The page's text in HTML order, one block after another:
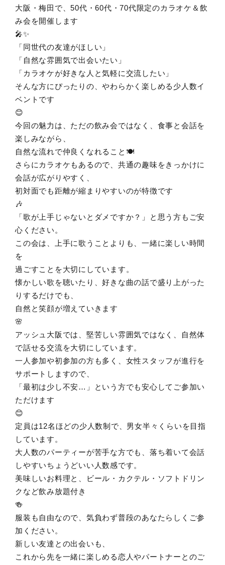
大阪・梅田で、50代・60代・70代限定のカラオケ＆飲
み会を開催します
🎤✨
「同世代の友達がほしい」
「自然な雰囲気で出会いたい」
「カラオケが好きな人と気軽に交流したい」
そんな方にぴったりの、やわらかく楽しめる少人数イ
ベントです
😊
今回の魅力は、ただの飲み会ではなく、食事と会話を
楽しみながら、
自然な流れで仲良くなれること🍽️
さらにカラオケもあるので、共通の趣味をきっかけに
会話が広がりやすく、
初対面でも距離が縮まりやすいのが特徴です
🎶
「歌が上手じゃないとダメですか？」と思う方もご安
心ください。
この会は、上手に歌うことよりも、一緒に楽しい時間
を
過ごすことを大切にしています。
懐かしい歌を聴いたり、好きな曲の話で盛り上がった
りするだけでも、
自然と笑顔が増えていきます
🌸
アッシュ大阪では、堅苦しい雰囲気ではなく、自然体
で話せる交流を大切にしています。
一人参加や初参加の方も多く、女性スタッフが進行を
サポートしますので、
「最初は少し不安…」という方でも安心してご参加い
ただけます
😊
定員は12名ほどの少人数制で、男女半々くらいを目指
しています。
大人数のパーティーが苦手な方でも、落ち着いて会話
しやすいちょうどいい人数感です。
美味しいお料理と、ビール・カクテル・ソフトドリン
クなど飲み放題付き
🍻
服装も自由なので、気負わず普段のあなたらしくご参
加ください。
新しい友達との出会いも、
これから先を一緒に楽しめる恋人やパートナーとのご